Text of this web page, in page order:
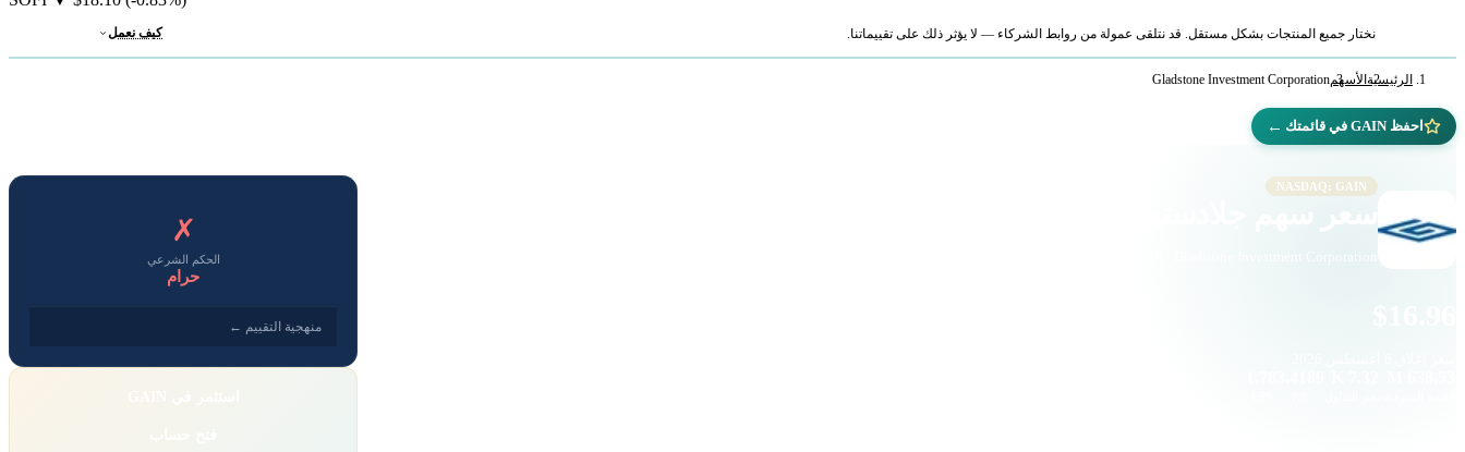
نختار جميع المنتجات بشكل مستقل. قد نتلقى عمولة من روابط الشركاء — لا يؤثر ذلك على تقييماتنا. كيف نعمل
الرئيسية الأسهمGladstone Investment Corporation
احفظ GAIN في قائمتك ←
NASDAQ: GAIN
Gladstone Investment Corporation · الخدمات المالية · ناسداك
✗
الحكم الشرعي
حرام
منهجية التقييم ←